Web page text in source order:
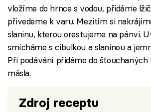
vložíme do hrnce s vodou, přidáme
přivedeme k varu. Mezitím si
slaninu, kterou orestujeme na pánvi.
smícháme s cibulkou a slaninou a
Při podávání přidáme do
másla.
Zdroj receptu